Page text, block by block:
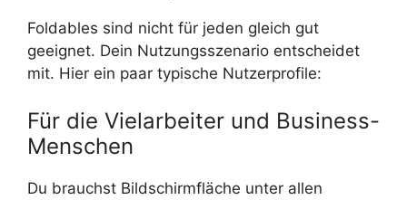
Foldables sind nicht für jeden gleich gut
geeignet. Dein Nutzungsszenario entscheidet
mit. Hier ein paar typische Nutzerprofile:
Für die Vielarbeiter und Business-
Menschen
Du brauchst Bildschirmfläche unter allen